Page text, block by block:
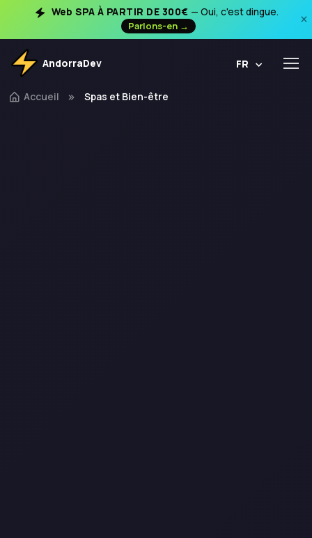
Web SPA À PARTIR DE 300€ — Oui, c'est dingue.
Parlons-en →
×
AndorraDev FR
Accueil Spas et Bien-être